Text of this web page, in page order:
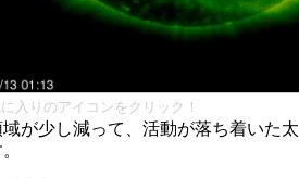
入りのアイコンをクリック！
が少し減って、活動が落ち着いた太